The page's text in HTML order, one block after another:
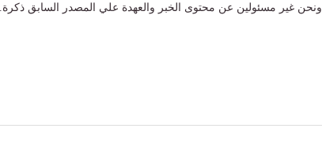
ونحن غير مسئولين عن محتوى الخبر والعهدة علي المصدر السابق ذكرة.